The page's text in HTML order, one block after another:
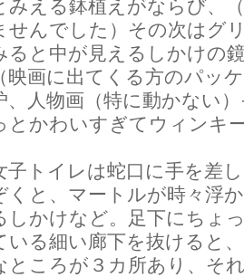
みえる鉢植えがならび、
せんでした）その次はグ
ると中が見えるしかけの
（映画に出てくる方のパッ
、人物画（特に動かない
とかわいすぎてウィンキ
子トイレは蛇口に手を差
くと、マートルが時々浮
しかけなど。足下にちょ
いる細い廊下を抜けると
ところが３カ所あり、そ